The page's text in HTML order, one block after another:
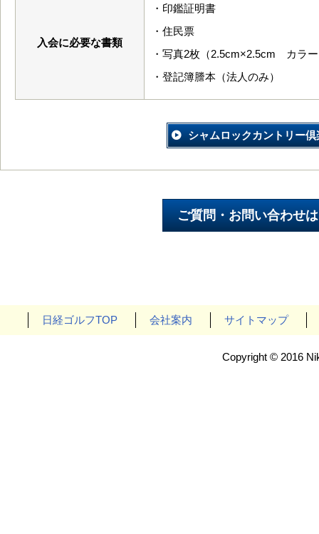
入会に必要な書類
・印鑑証明書
・住民票
・写真2枚（2.5cm×2.5cm カラ
・登記簿謄本（法人のみ）
シャムロックカントリー
日経ゴルフTOP 会社案内 サイトマップ
Copyright © 2016